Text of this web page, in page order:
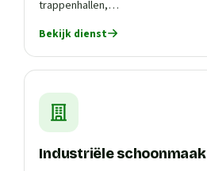
trappenhallen,…
Bekijk dienst
Industriële schoonmaak